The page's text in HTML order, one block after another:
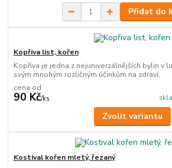
Přidat do
Kopřiva list, kořen
Kopřiva je jedna z nejuniverzálnějších bylin v
svým mnohým rozličným účinkům na zdraví.
cena od
90 Kč/ks
Zvolit variantu
Kostival kořen mletý, řezaný